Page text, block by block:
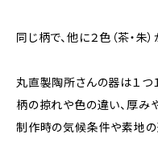
同じ柄で、他に２色（茶・朱
丸直製陶所さんの器は１つ
柄の掠れや色の違い、厚み
制作時の気候条件や素地の